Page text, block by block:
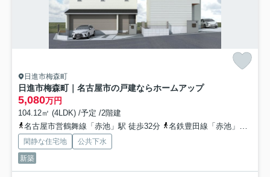
日進市梅森町
日進市梅森町｜名古屋市の戸建ならホームアップ
5,080万円
104.12㎡ (4LDK) /予定 /2階建
名古屋市営鶴舞線「赤池」駅 徒歩32分
名鉄豊田線「赤池」駅 徒歩33分
閑静な住宅地
公共下水
新築